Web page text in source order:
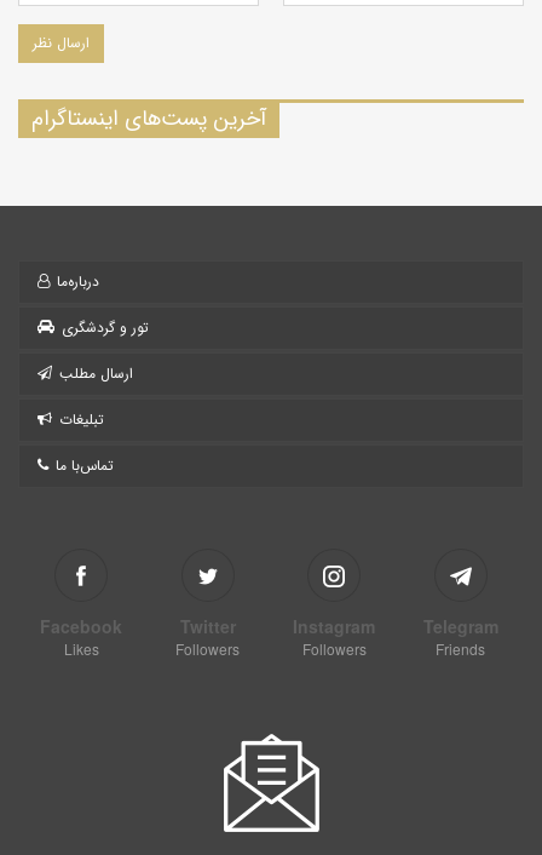
آخرین پست‌های اینستاگرام
درباره‌ما
تور و گردشگری
ارسال مطلب
تبلیغات
تماس‌با ما
Facebook
Likes
Twitter
Followers
Instagram
Followers
Telegram
Friends